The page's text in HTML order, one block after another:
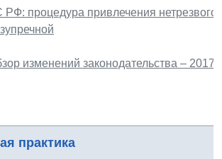
РФ: процедура привлечения нетрезвого
изменений законодательства –
практика